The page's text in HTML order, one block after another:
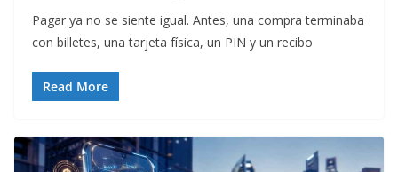
Pagar ya no se siente igual. Antes, una compra terminaba
con billetes, una tarjeta física, un PIN y un recibo
Read More